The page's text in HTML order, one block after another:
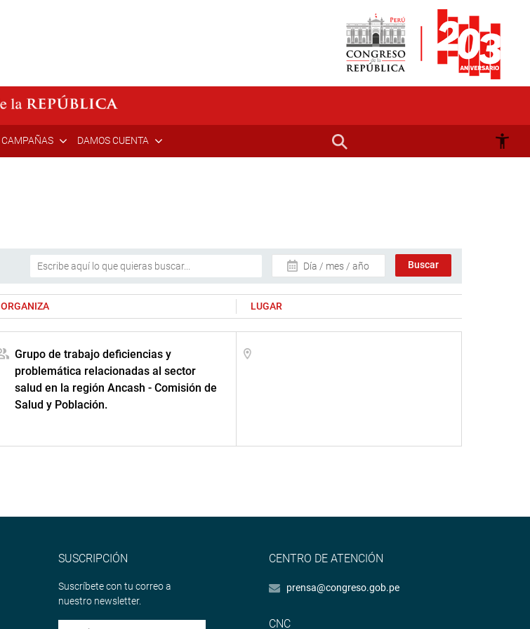
CAMPAÑAS DAMOS CUENTA
Día / mes / año
ORGANIZA LUGAR
Grupo de trabajo deficiencias y
problemática relacionadas al sector
salud en la región Ancash - Comisión de
Salud y Población.
SUSCRIPCIÓN
Suscríbete con tu correo a
nuestro newsletter.
CENTRO DE ATENCIÓN
prensa@congreso.gob.pe
CNC